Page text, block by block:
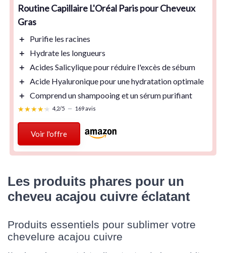
Routine Capillaire L'Oréal Paris pour Cheveux
Gras
＋ Purifie les racines
＋
Hydrate les longueurs
＋
Acides Salicyliquepour réduire l'excès de sébum
＋
Acide Hyaluroniquepour une hydratation optimale
＋ Comprend unshampooinget unsérumpurifiant
★★★★★
★★★★★ 4,2/5 — 169 avis
Voir l'offre
Les produits phares pour un
cheveu acajou cuivre éclatant
Produits essentiels pour sublimer votre
chevelure acajou cuivre